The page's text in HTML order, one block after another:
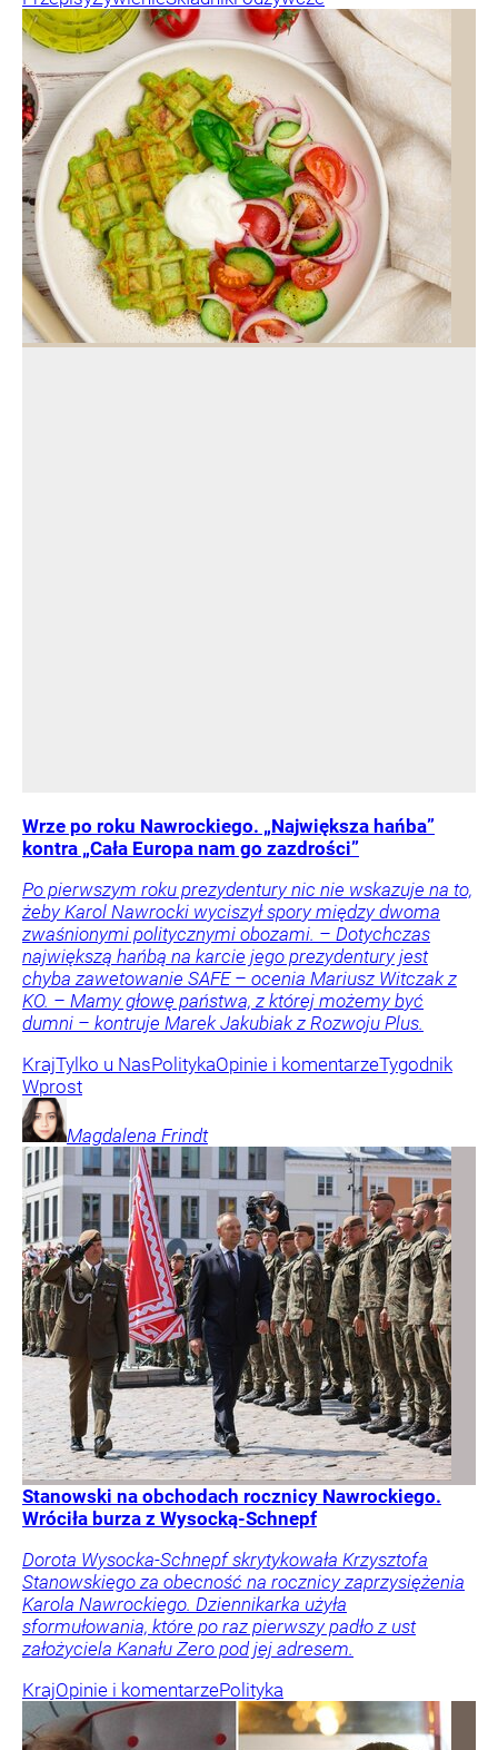
Wrze po roku Nawrockiego. „Największa hańba”
kontra „Cała Europa nam go zazdrości”
Po pierwszym roku prezydentury nic nie wskazuje na to,
żeby Karol Nawrocki wyciszył spory między dwoma
zwaśnionymi politycznymi obozami. – Dotychczas
największą hańbą na karcie jego prezydentury jest
chyba zawetowanie SAFE – ocenia Mariusz Witczak z
KO. – Mamy głowę państwa, z której możemy być
dumni – kontruje Marek Jakubiak z Rozwoju Plus.
KrajTylko u NasPolitykaOpinie i komentarzeTygodnik
Wprost
Magdalena Frindt
Stanowski na obchodach rocznicy Nawrockiego.
Wróciła burza z Wysocką-Schnepf
Dorota Wysocka-Schnepf skrytykowała Krzysztofa
Stanowskiego za obecność na rocznicy zaprzysiężenia
Karola Nawrockiego. Dziennikarka użyła
sformułowania, które po raz pierwszy padło z ust
założyciela Kanału Zero pod jej adresem.
KrajOpinie i komentarzePolityka